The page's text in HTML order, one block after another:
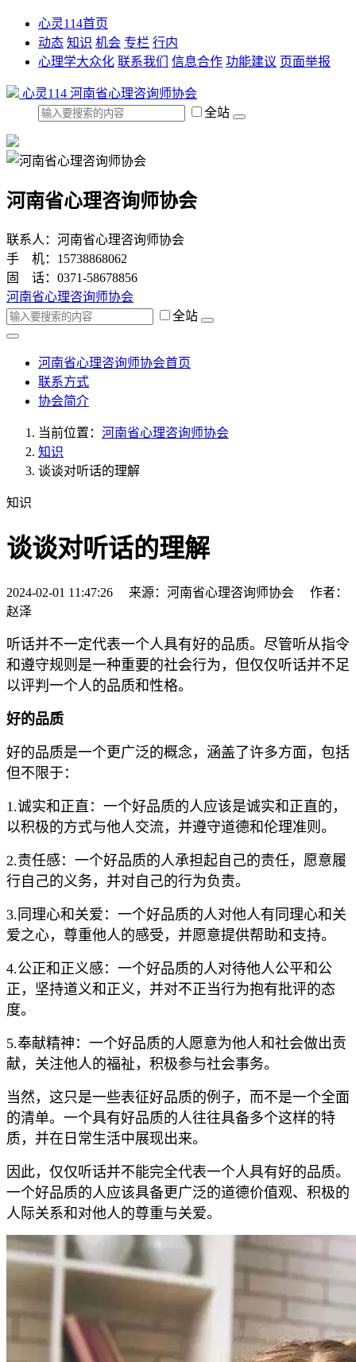
心灵114首页
动态 知识 机会 专栏 行内
心理学大众化 联系我们 信息合作 功能建议 页面举报
心灵114 河南省心理咨询师协会
全站
河南省心理咨询师协会
联系人：河南省心理咨询师协会
手 机：15738868062
固 话：0371-58678856
河南省心理咨询师协会
全站
河南省心理咨询师协会首页
联系方式
协会简介
当前位置： 河南省心理咨询师协会
知识
谈谈对听话的理解
知识
谈谈对听话的理解
2024-02-01 11:47:26 来源：河南省心理咨询师协会 作者：
赵泽
听话并不一定代表一个人具有好的品质。尽管听从指令
和遵守规则是一种重要的社会行为，但仅仅听话并不足
以评判一个人的品质和性格。
好的品质
好的品质是一个更广泛的概念，涵盖了许多方面，包括
但不限于：
1.诚实和正直：一个好品质的人应该是诚实和正直的，
以积极的方式与他人交流，并遵守道德和伦理准则。
2.责任感：一个好品质的人承担起自己的责任，愿意履
行自己的义务，并对自己的行为负责。
3.同理心和关爱：一个好品质的人对他人有同理心和关
爱之心，尊重他人的感受，并愿意提供帮助和支持。
4.公正和正义感：一个好品质的人对待他人公平和公
正，坚持道义和正义，并对不正当行为抱有批评的态
度。
5.奉献精神：一个好品质的人愿意为他人和社会做出贡
献，关注他人的福祉，积极参与社会事务。
当然，这只是一些表征好品质的例子，而不是一个全面
的清单。一个具有好品质的人往往具备多个这样的特
质，并在日常生活中展现出来。
因此，仅仅听话并不能完全代表一个人具有好的品质。
一个好品质的人应该具备更广泛的道德价值观、积极的
人际关系和对他人的尊重与关爱。